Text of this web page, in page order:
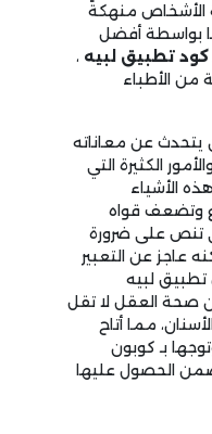
الأشخاص منهكةً
بواسطة أفضل
كود تطبيق لبيه ،
من الأطباء
يتحدث عن معاناته
الكثيرة التي
الأشياء
وتضعف قواه
تنص على ضرورة
عاجز عن التعبير
تطبيق لبيه
صحة العقل لا تقل
مما أتاح
بـ كوبون
الحصول عليها